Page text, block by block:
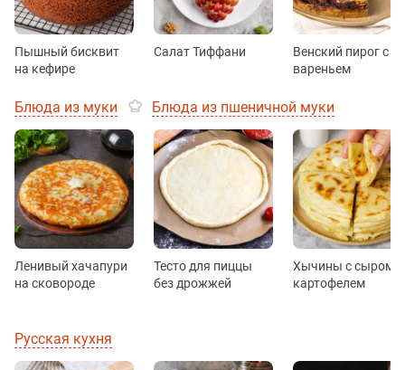
Пышный бисквит
на кефире
Салат Тиффани
Венский пирог с
вареньем
Блюда из муки Блюда из пшеничной муки
Ленивый хачапури
на сковороде
Тесто для пиццы
без дрожжей
Хычины с сыром и
картофелем
Русская кухня